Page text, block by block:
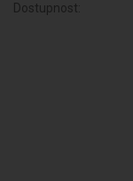
Dostupnost: